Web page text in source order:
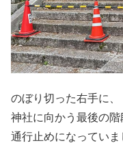
のぼり切った右手に、
神社に向かう最後の階
通行止めになっていま